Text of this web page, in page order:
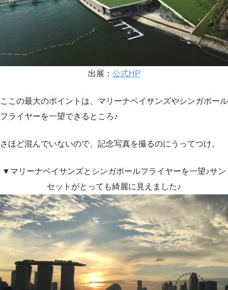
出展： 公式HP
ここの最大のポイントは、マリーナベイサンズやシンガポール
フライヤーを一望できるところ♪
さほど混んでいないので、記念写真を撮るのにうってつけ。
▼マリーナベイサンズとシンガポールフライヤーを一望♪サン
セットがとっても綺麗に見えました♪